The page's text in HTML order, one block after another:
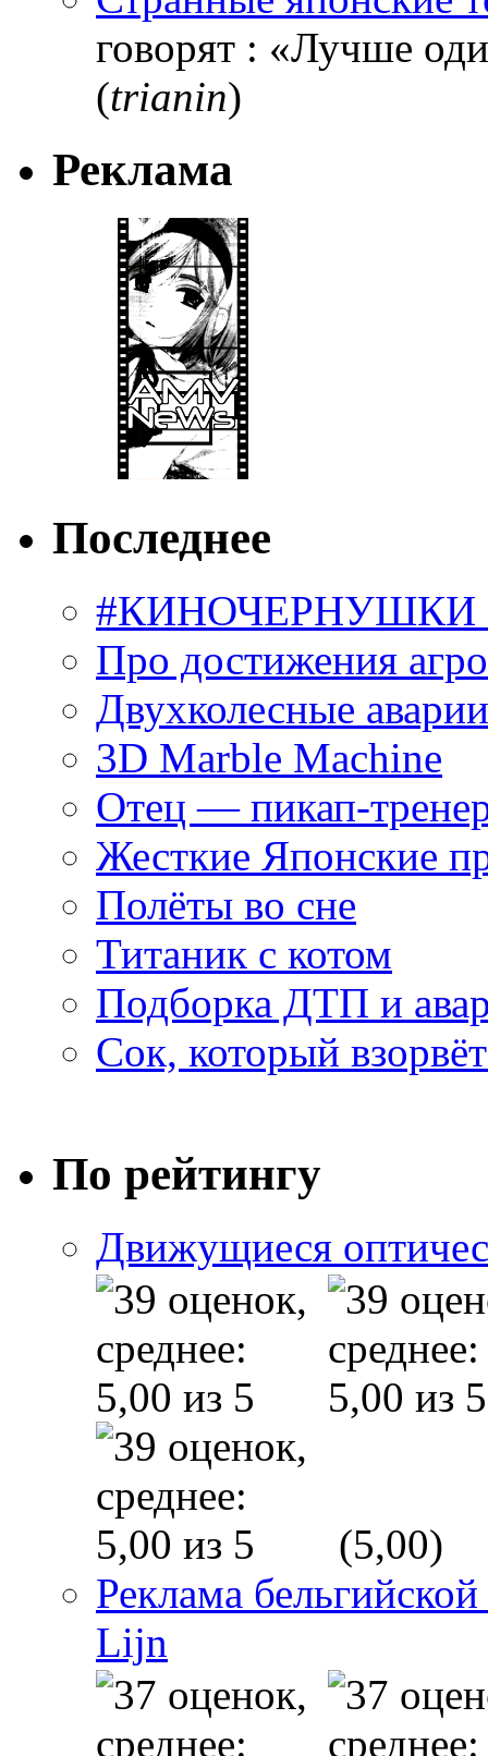
говорят : «Лучше
(trianin)
Реклама
Последнее
#КИНОЧЕРНУШКИ
Про достижения
Двухколесные
3D Marble Machine
Отец — пикап-
Жесткие Японские
Полёты во сне
Титаник с котом
Подборка ДТП и
Сок, который
По рейтингу
Движущиеся
(5,00)
Реклама
Lijn